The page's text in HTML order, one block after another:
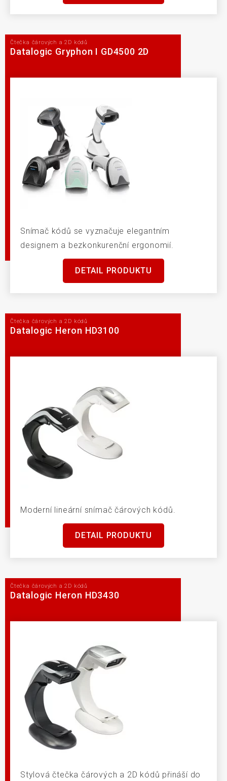
Čtečka čárových a 2D kódů
Datalogic Gryphon I GD4500 2D
Snímač kódů se vyznačuje elegantním
designem a bezkonkurenční ergonomií.
DETAIL PRODUKTU
Čtečka čárových a 2D kódů
Datalogic Heron HD3100
Moderní lineární snímač čárových kódů.
DETAIL PRODUKTU
Čtečka čárových a 2D kódů
Datalogic Heron HD3430
Stylová čtečka čárových a 2D kódů přináší do